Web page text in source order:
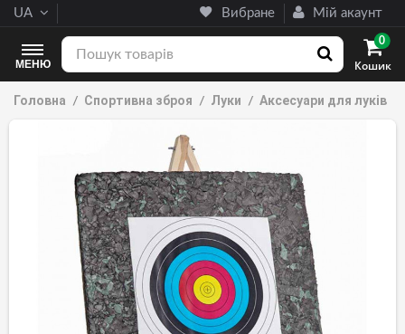
Вибране Мій акаунт
UA
Кошик
0
МЕНЮ
Головна Спортивна зброя Луки Аксесуари для луків